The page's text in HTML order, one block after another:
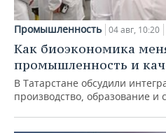
Промышленность 04 авг, 10:20
Как биоэкономика
промышленность и
В Татарстане обсудили
производство, образование и